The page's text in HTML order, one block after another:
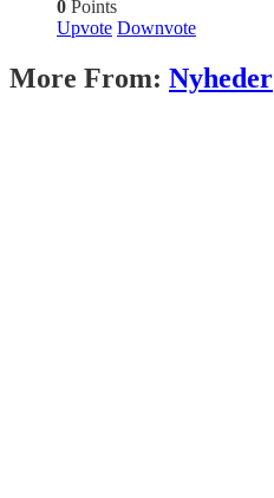
0 Points
Upvote Downvote
More From: Nyheder